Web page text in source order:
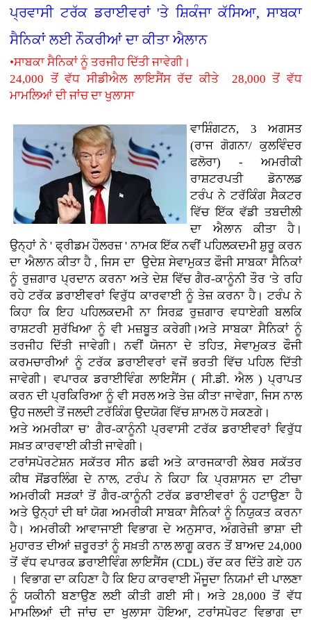
ਪ੍ਰਵਾਸੀ ਟਰੱਕ ਡਰਾਈਵਰਾਂ 'ਤੇ ਸ਼ਿਕੰਜਾ ਕੱਸਿਆ, ਸਾਬਕਾ
ਸੈਨਿਕਾਂ ਲਈ ਨੌਕਰੀਆਂ ਦਾ ਕੀਤਾ ਐਲਾਨ
•ਸਾਬਕਾ ਸੈਨਿਕਾਂ ਨੂੰ ਤਰਜੀਹ ਦਿੱਤੀ ਜਾਵੇਗੀ।
24,000 ਤੋਂ ਵੱਧ ਸੀਡੀਐਲ ਲਾਇਸੈਂਸ ਰੱਦ ਕੀਤੇ 28,000 ਤੋਂ ਵੱਧ
ਮਾਮਲਿਆਂ ਦੀ ਜਾਂਚ ਦਾ ਖੁਲਾਸਾ
ਵਾਸ਼ਿੰਗਟਨ, 3 ਅਗਸਤ
(ਰਾਜ ਗੋਗਨਾ/ ਕੁਲਵਿੰਦਰ
ਫਲੋਰਾ) - ਅਮਰੀਕੀ
ਰਾਸ਼ਟਰਪਤੀ ਡੋਨਾਲਡ
ਟਰੰਪ ਨੇ ਟਰੱਕਿੰਗ ਸੈਕਟਰ
ਵਿੱਚ ਇੱਕ ਵੱਡੀ ਤਬਦੀਲੀ
ਦਾ ਐਲਾਨ ਕੀਤਾ ਹੈ।
ਉਨ੍ਹਾਂ ਨੇ ' ਫ੍ਰੀਡਮ ਹੌਲਰਜ਼ ' ਨਾਮਕ ਇੱਕ ਨਵੀਂ ਪਹਿਲਕਦਮੀ ਸ਼ੁਰੂ ਕਰਨ
ਦਾ ਐਲਾਨ ਕੀਤਾ ਹੈ , ਜਿਸ ਦਾ ਉਦੇਸ਼ ਸੇਵਾਮੁਕਤ ਫੌਜੀ ਸਾਬਕਾ ਸੈਨਿਕਾਂ
ਨੂੰ ਰੁਜ਼ਗਾਰ ਪ੍ਰਦਾਨ ਕਰਨਾ ਅਤੇ ਦੇਸ਼ ਵਿੱਚ ਗੈਰ-ਕਾਨੂੰਨੀ ਤੌਰ 'ਤੇ ਰਹਿ
ਰਹੇ ਟਰੱਕ ਡਰਾਈਵਰਾਂ ਵਿਰੁੱਧ ਕਾਰਵਾਈ ਨੂੰ ਤੇਜ਼ ਕਰਨਾ ਹੈ। ਟਰੰਪ ਨੇ
ਕਿਹਾ ਕਿ ਇਹ ਪਹਿਲਕਦਮੀ ਨਾ ਸਿਰਫ਼ ਰੁਜ਼ਗਾਰ ਵਧਾਏਗੀ ਬਲਕਿ
ਰਾਸ਼ਟਰੀ ਸੁਰੱਖਿਆ ਨੂੰ ਵੀ ਮਜ਼ਬੂਤ ​​ਕਰੇਗੀ।ਅਤੇ ਸਾਬਕਾ ਸੈਨਿਕਾਂ ਨੂੰ
ਤਰਜੀਹ ਦਿੱਤੀ ਜਾਵੇਗੀ। ਨਵੀਂ ਯੋਜਨਾ ਦੇ ਤਹਿਤ, ਸੇਵਾਮੁਕਤ ਫੌਜੀ
ਕਰਮਚਾਰੀਆਂ ਨੂੰ ਟਰੱਕ ਡਰਾਈਵਰਾਂ ਵਜੋਂ ਭਰਤੀ ਵਿੱਚ ਪਹਿਲ ਦਿੱਤੀ
ਜਾਵੇਗੀ। ਵਪਾਰਕ ਡਰਾਈਵਿੰਗ ਲਾਇਸੈਂਸ ( ਸੀ.ਡੀ. ਐਲ ) ਪ੍ਰਾਪਤ
ਕਰਨ ਦੀ ਪ੍ਰਕਿਰਿਆ ਨੂੰ ਵੀ ਸਰਲ ਅਤੇ ਤੇਜ਼ ਕੀਤਾ ਜਾਵੇਗਾ, ਜਿਸ ਨਾਲ
ਉਹ ਜਲਦੀ ਤੋਂ ਜਲਦੀ ਟਰੱਕਿੰਗ ਉਦਯੋਗ ਵਿੱਚ ਸ਼ਾਮਲ ਹੋ ਸਕਣਗੇ।
ਅਤੇ ਅਮਰੀਕਾ ਚ’ ਗੈਰ-ਕਾਨੂੰਨੀ ਪ੍ਰਵਾਸੀ ਟਰੱਕ ਡਰਾਈਵਰਾਂ ਵਿਰੁੱਧ
ਸਖ਼ਤ ਕਾਰਵਾਈ ਕੀਤੀ ਜਾਵੇਗੀ।
ਟਰਾਂਸਪੋਰਟੇਸ਼ਨ ਸਕੱਤਰ ਸੀਨ ਡਫੀ ਅਤੇ ਕਾਰਜਕਾਰੀ ਲੇਬਰ ਸਕੱਤਰ
ਕੀਥ ਸੋਂਡਰਲਿੰਗ ਦੇ ਨਾਲ, ਟਰੰਪ ਨੇ ਕਿਹਾ ਕਿ ਪ੍ਰਸ਼ਾਸਨ ਦਾ ਟੀਚਾ
ਅਮਰੀਕੀ ਸੜਕਾਂ ਤੋਂ ਗੈਰ-ਕਾਨੂੰਨੀ ਟਰੱਕ ਡਰਾਈਵਰਾਂ ਨੂੰ ਹਟਾਉਣਾ ਹੈ
ਅਤੇ ਉਨ੍ਹਾਂ ਦੀ ਥਾਂ ਯੋਗ ਅਮਰੀਕੀ ਸਾਬਕਾ ਸੈਨਿਕਾਂ ਨੂੰ ਨਿਯੁਕਤ ਕਰਨਾ
ਹੈ। ਅਮਰੀਕੀ ਆਵਾਜਾਈ ਵਿਭਾਗ ਦੇ ਅਨੁਸਾਰ, ਅੰਗਰੇਜ਼ੀ ਭਾਸ਼ਾ ਦੀ
ਮੁਹਾਰਤ ਦੀਆਂ ਜ਼ਰੂਰਤਾਂ ਨੂੰ ਸਖ਼ਤੀ ਨਾਲ ਲਾਗੂ ਕਰਨ ਤੋਂ ਬਾਅਦ 24,000
ਤੋਂ ਵੱਧ ਵਪਾਰਕ ਡਰਾਈਵਿੰਗ ਲਾਇਸੈਂਸ (CDL) ਰੱਦ ਕਰ ਦਿੱਤੇ ਗਏ ਹਨ
। ਵਿਭਾਗ ਦਾ ਕਹਿਣਾ ਹੈ ਕਿ ਇਹ ਕਾਰਵਾਈ ਮੌਜੂਦਾ ਨਿਯਮਾਂ ਦੀ ਪਾਲਣਾ
ਨੂੰ ਯਕੀਨੀ ਬਣਾਉਣ ਲਈ ਕੀਤੀ ਗਈ ਸੀ। ਅਤੇ 28,000 ਤੋਂ ਵੱਧ
ਮਾਮਲਿਆਂ ਦੀ ਜਾਂਚ ਦਾ ਖੁਲਾਸਾ ਹੋਇਆ, ਟਰਾਂਸਪੋਰਟ ਵਿਭਾਗ ਦਾ